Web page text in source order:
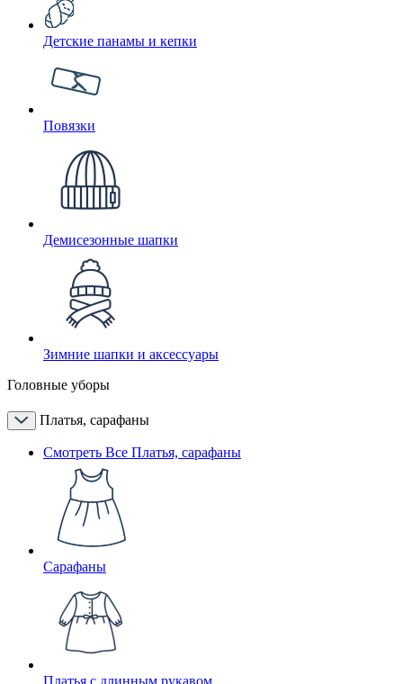
Детские панамы и кепки
Повязки
Демисезонные шапки
Зимние шапки и аксессуары
Головные уборы
Платья, сарафаны
Смотреть Все Платья, сарафаны
Сарафаны
Платья с длинным рукавом